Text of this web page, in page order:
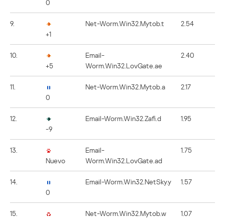
0
9.
+1
Net-Worm.Win32.Mytob.t 2.54
10.
+5
Email-
Worm.Win32.LovGate.ae
2.40
11.
0
Net-Worm.Win32.Mytob.a 2.17
12.
-9
Email-Worm.Win32.Zafi.d 1.95
13.
Nuevo
Email-
Worm.Win32.LovGate.ad
1.75
14.
0
Email-Worm.Win32.NetSky.y 1.57
15.
Net-Worm.Win32.Mytob.w 1.07